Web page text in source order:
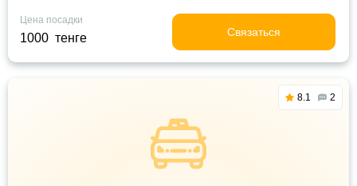
Цена посадки
1000 тенге Связаться
8.1 2